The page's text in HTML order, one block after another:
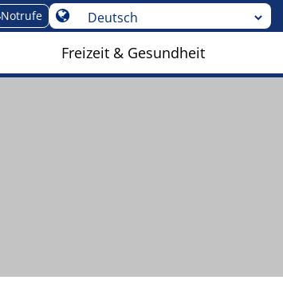
Notrufe
Freizeit & Gesundheit